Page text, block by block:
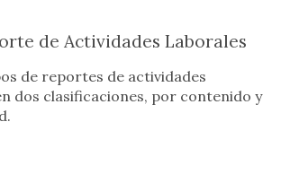
de Actividades Laborales
de reportes de actividades
dos clasificaciones, por contenido y